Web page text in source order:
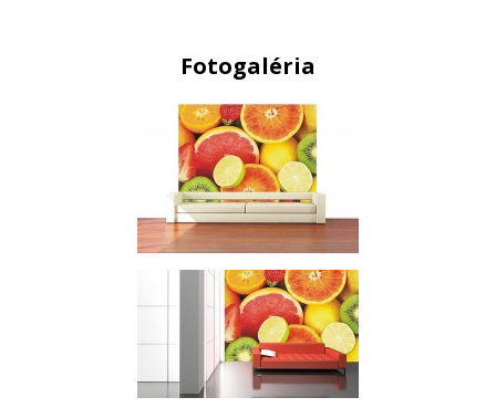
Fotogaléria